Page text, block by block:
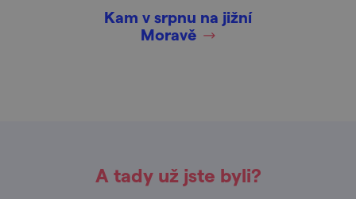
Kam v srpnu na jižní
Moravě
A tady už jste byli?